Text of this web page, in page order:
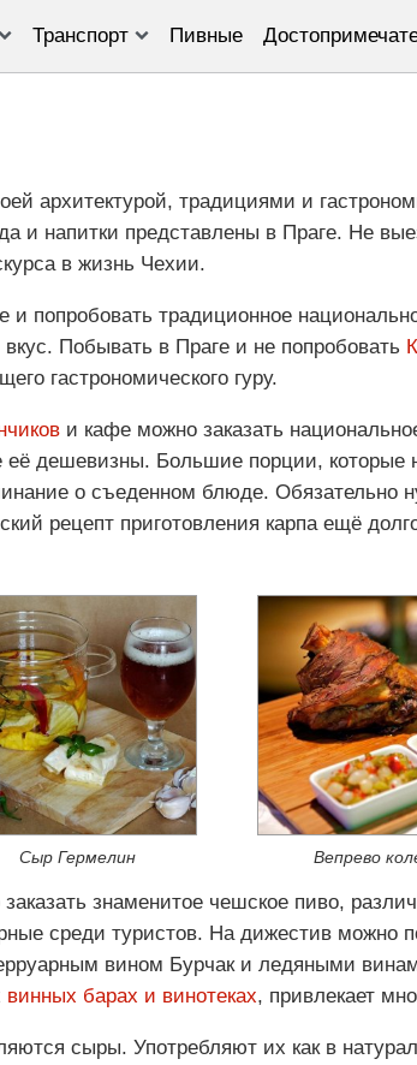
Транспорт Пивные
архитектурой, традициями и
и напитки представлены в Праге. Не
в жизнь Чехии.
и попробовать традиционное
Побывать в Праге и не попробовать
гастрономического гуру.
и кафе можно заказать
дешевизны. Большие порции, которые
о съеденном блюде. Обязательно
рецепт приготовления карпа ещё
Сыр Гермелин Вепрево
знаменитое чешское пиво,
среди туристов. На дижестив можно
вином Бурчак и ледяными
винных барах и винотеках, привлекает
сыры. Употребляют их как в